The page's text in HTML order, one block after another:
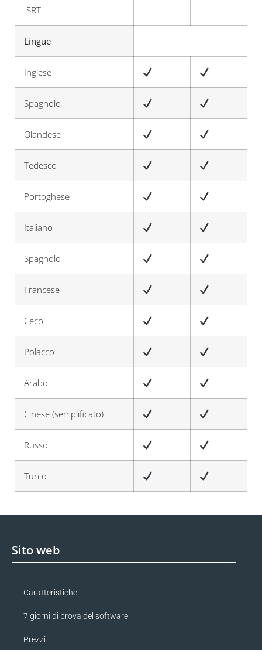
.SRT – –
Lingue
Inglese
Spagnolo
Olandese
Tedesco
Portoghese
Italiano
Spagnolo
Francese
Ceco
Polacco
Arabo
Cinese (semplificato)
Russo
Turco
Sito web
Caratteristiche
7 giorni di prova del software
Prezzi